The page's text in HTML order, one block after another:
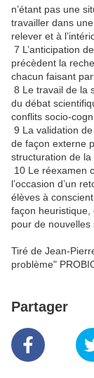
n’étant pas une
travailler dans
relever et à
7 L’anticipation
précèdent la
chacun faisant
8 Le travail de la
du débat
conflits socio-
9 La validation
de façon externe
structuration de la
10 Le réexamen
l’occasion d’un
élèves à
façon heuristique,
pour de nouvelles
Tiré de Jean-
problème"
Partager